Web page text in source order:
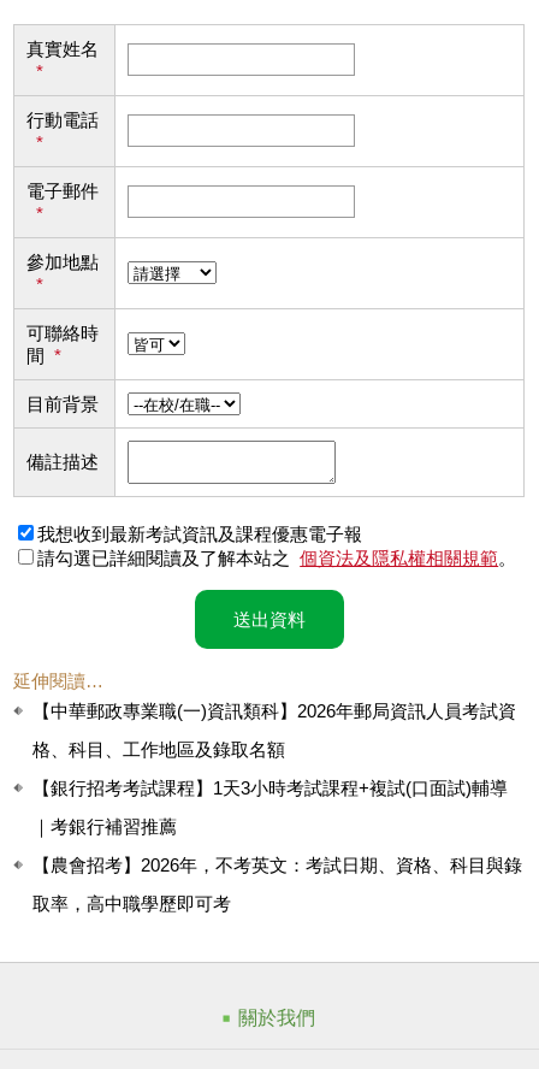
真實姓名
*
行動電話
*
電子郵件
*
參加地點
*
可聯絡時
間 *
目前背景
備註描述
我想收到最新考試資訊及課程優惠電子報
請勾選已詳細閱讀及了解本站之
個資法及隱私權相關規範。
送出資料
延伸閱讀…
【中華郵政專業職(一)資訊類科】2026年郵局資訊人員考試資
格、科目、工作地區及錄取名額
【銀行招考考試課程】1天3小時考試課程+複試(口面試)輔導
｜考銀行補習推薦
【農會招考】2026年，不考英文：考試日期、資格、科目與錄
取率，高中職學歷即可考
關於我們